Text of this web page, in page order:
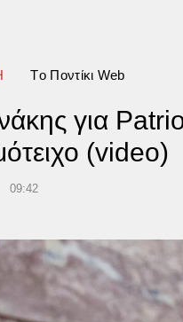
Tο Ποντίκι Web
για
(video)
09:42